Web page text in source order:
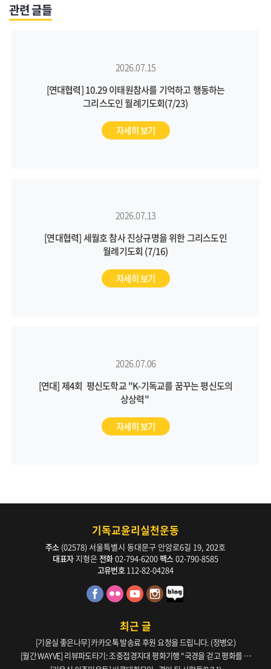
관련 글들
2026.07.15
[연대협력] 10.29 이태원참사를 기억하고 행동하는
그리스도인 월례기도회(7/23)
자세히 보기
2026.07.13
[연대협력] 세월호 참사 진상규명을 위한 그리스도인
월례기도회 (7/16)
자세히 보기
2026.07.06
[연대] 제4회 평신도학교 "K-기독교를 꿈꾸는 평신도의
상상력"
자세히 보기
기독교윤리실천운동
주소 (02578) 서울특별시 동대문구 안암로6길 19, 202호
대표자지형은 전화02-794-6200팩스 02-790-8585
고유번호 112-82-04284
최근 글
[기윤실 좋은나무] 카카오톡 발송료 후원 요청을 드립니다. (정병오)
[월간 WAYVE] 리뷰파도타기: 조중접경지대 평화기행 “국경을 걷고 평화를 생
각하다” _ 105호